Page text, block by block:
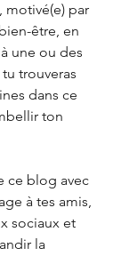
motivé(e) par
être, en
une ou des
trouveras
dans ce
ton
ce blog avec
à tes amis,
sociaux et
la